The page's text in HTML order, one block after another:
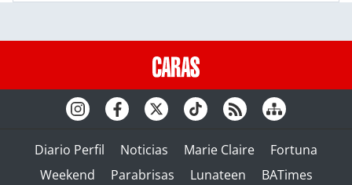
Diario Perfil Noticias Marie Claire
Fortuna
Weekend
Parabrisas Lunateen BATimes